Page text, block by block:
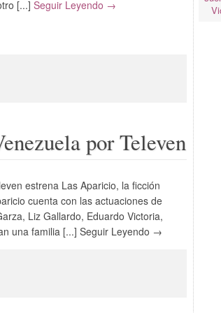
[...]Seguir Leyendo →
por Televen
estrena Las Aparicio, la ficción
cuenta con las actuaciones de
Liz Gallardo, Eduardo Victoria,
una familia [...] Seguir Leyendo →